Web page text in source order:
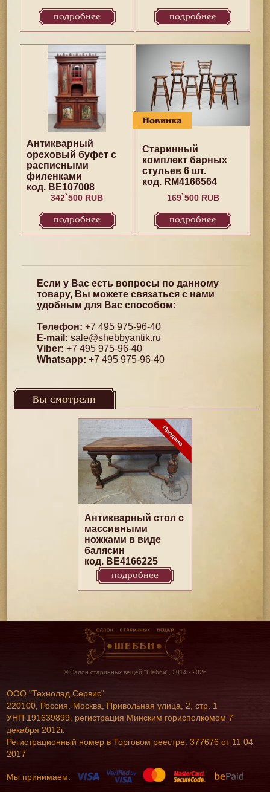
подробнее подробнее
Антикварный
ореховый буфет с
расписными
филенками
код. BE107008
342`500 RUB
подробнее
Новинка
Старинный
комплект барных
стульев 6 шт.
код. RM4166564
169`500 RUB
подробнее
Если у Вас есть вопросы по данному
товару, Вы можете связаться с нами
удобным для Вас способом:
Телефон: +7 495 975-96-40
E-mail: sale@shebbyantik.ru
Viber: +7 495 975-96-40
Whatsapp: +7 495 975-96-40
Вы смотрели
Антикварный стол с
массивными
ножками в виде
балясин
код. BE4166225
подробнее
© Салон старинных вещей "Шебби", 2014 - 2026
ООО "Технолад Сервис"
220100, Россия, Москва, Привольная улица, 2, стр. 1
УНП 191639899, регистрация Минским горисполкомом 7
декабря 2012г.
Регистрационный номер в Торговом реестре: 377676 от 11 04
2017
Мы принимаем: